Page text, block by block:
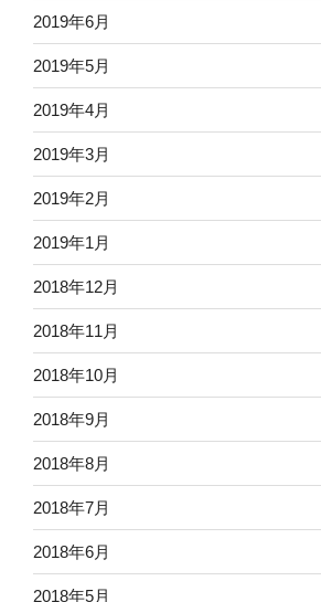
2019年6月
2019年5月
2019年4月
2019年3月
2019年2月
2019年1月
2018年12月
2018年11月
2018年10月
2018年9月
2018年8月
2018年7月
2018年6月
2018年5月